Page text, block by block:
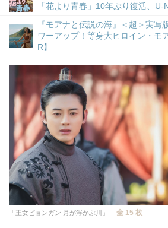
「花より青春」10年ぶり復活、
『モアナと伝説の海』＜超＞実写
ワーアップ！等身大ヒロイン・モ
R】
「王女ピョンガン 月が浮かぶ川」 全 15 枚